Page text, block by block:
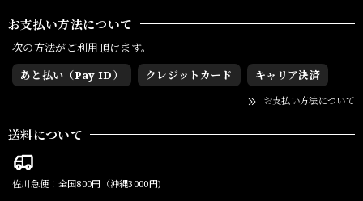
お支払い方法について
次の方法がご利用頂けます。
あと払い（Pay ID）
クレジットカード キャリア決済
お支払い方法について
送料について
佐川急便：全国800円（沖縄3000円)